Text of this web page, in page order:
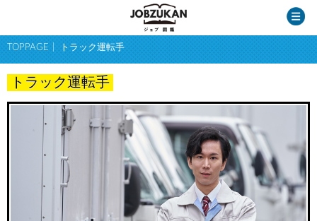
TOPPAGE トラック運転手
トラック運転手